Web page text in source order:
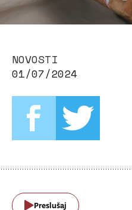
NOVOSTI
01/07/2024
Preslušaj